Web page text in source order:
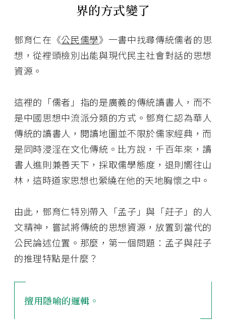
界的方式變了
鄧育仁在《公民儒學》一書中找尋傳統儒者的思
想，從裡頭檢別出能與現代民主社會對話的思想
資源。
這裡的「儒者」指的是廣義的傳統讀書人，而不
是中國思想中流派分類的方式。鄧育仁認為華人
傳統的讀書人，閱讀地圖並不限於儒家經典，而
是同時浸淫在文化傳統。比方說，千百年來，讀
書人進則兼善天下，採取儒學態度，退則嚮往山
林，這時道家思想也縈繞在他的天地胸懷之中。
由此，鄧育仁特別帶入「孟子」與「莊子」的人
文精神，嘗試將傳統的思想資源，放置到當代的
公民論述位置。那麼，第一個問題：孟子與莊子
的推理特點是什麼？
擅用隱喻的邏輯。